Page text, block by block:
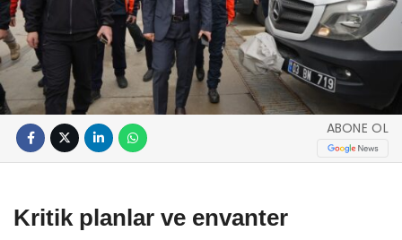
ABONE OL
Kritik planlar ve envanter